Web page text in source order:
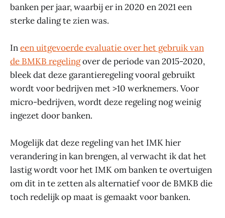
banken per jaar, waarbij er in 2020 en 2021 een
sterke daling te zien was.
Ineen uitgevoerde evaluatie over het gebruik van
de BMKB regelingover de periode van 2015-2020,
bleek dat deze garantieregeling vooral gebruikt
wordt voor bedrijven met >10 werknemers. Voor
micro-bedrijven, wordt deze regeling nog weinig
ingezet door banken.
Mogelijk dat deze regeling van het IMK hier
verandering in kan brengen, al verwacht ik dat het
lastig wordt voor het IMK om banken te overtuigen
om dit in te zetten als alternatief voor de BMKB die
toch redelijk op maat is gemaakt voor banken.